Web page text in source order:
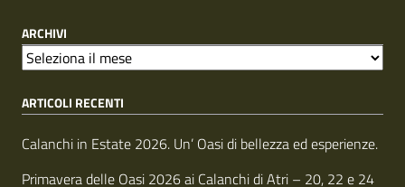
ARCHIVI
A
c
i
v
i
ARTICOLI RECENTI
Calanchi in Estate 2026. Un’ Oasi di bellezza ed esperienze.
Primavera delle Oasi 2026 ai Calanchi di Atri – 20, 22 e 24